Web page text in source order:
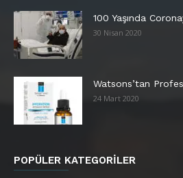
100 Yaşında
30 Nisan 2020
Watsons’tan
24 Mart 2020
POPÜLER KATEGORİLER